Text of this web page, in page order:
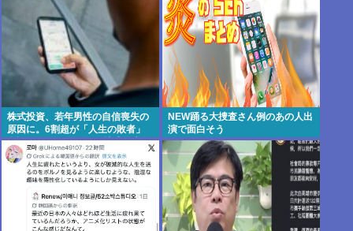
株式投資、若年男性の自信喪失の
原因に。6割超が「人生の敗者」
自認。4人に1人が毎日株式を売
買。
NEW踊る大捜査さん例のあの人出
演で面白そう